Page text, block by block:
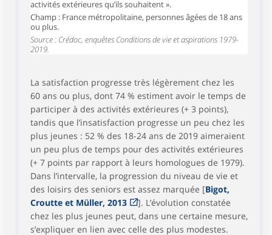
activités extérieures qu’ils souhaitent ».
Champ : France métropolitaine, personnes âgées de 18 ans
ou plus.
Source : Crédoc, enquêtes Conditions de vie et aspirations 1979-
2019.
La satisfaction progresse très légèrement chez les
60 ans ou plus, dont 74 % estiment avoir le temps de
participer à des activités extérieures (+ 3 points),
tandis que l’insatisfaction progresse un peu chez les
plus jeunes : 52 % des 18-24 ans de 2019 aimeraient
un peu plus de temps pour des activités extérieures
(+ 7 points par rapport à leurs homologues de 1979).
Dans l’intervalle, la progression du niveau de vie et
des loisirs des seniors est assez marquée [Bigot,
Croutte et Müller, 2013
]. L’évolution constatée
chez les plus jeunes peut, dans une certaine mesure,
s’expliquer en lien avec celle des plus modestes.